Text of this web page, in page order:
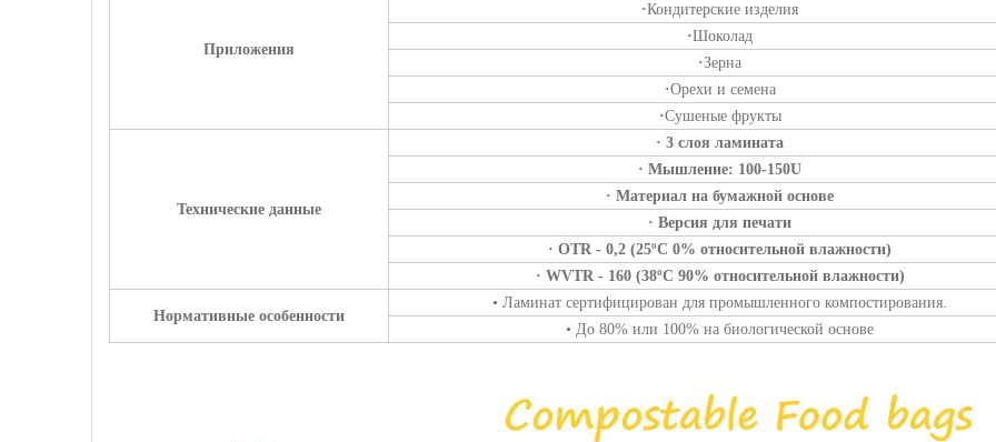
Приложения
·Кондитерские изделия
·Шоколад
·Зерна
·Орехи и семена
·Сушеные фрукты
Технические данные
· 3 слоя ламината
· Мышление: 100-150U
· Материал на бумажной основе
· Версия для печати
· OTR - 0,2 (25ºC 0% относительной влажности)
· WVTR - 160 (38ºC 90% относительной влажности)
Нормативные особенности
• Ламинат сертифицирован для промышленного компостирования.
• До 80% или 100% на биологической основе